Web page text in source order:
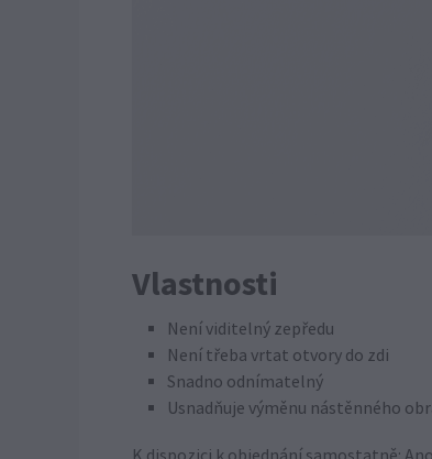
Vlastnosti
Není viditelný zepředu
Není třeba vrtat otvory do zdi
Snadno odnímatelný
Usnadňuje výměnu nástěnného